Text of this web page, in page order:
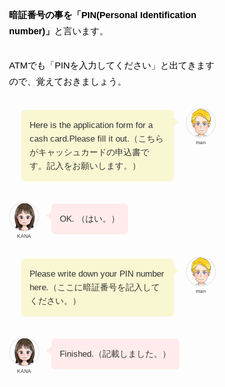
暗証番号の事を「PIN(Personal Identification
number)」
と言います。
ATMでも「PINを入力してください」と出てきます
ので、覚えておきましょう。
man
Here is the application form for a
cash card.Please fill it out.（こちら
がキャッシュカードの申込書で
す。記入をお願いします。）
KANA
OK. （はい。）
man
Please write down your PIN number
here.（ここに暗証番号を記入して
ください。）
KANA
Finished.（記載しました。）